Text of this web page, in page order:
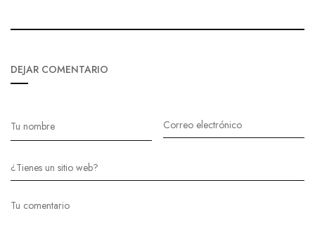
DEJAR COMENTARIO